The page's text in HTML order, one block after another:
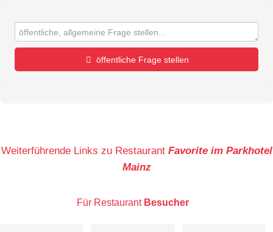
öffentliche Frage stellen
Weiterführende Links zu Restaurant Favorite im Parkhotel
Mainz
Für Restaurant Besucher